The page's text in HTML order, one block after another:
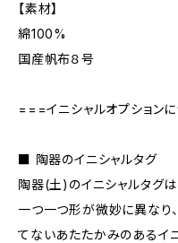
【素材】
綿100%
国産帆布８号
===イニシャルオプション
■ 陶器のイニシャルタグ
陶器(土)のイニシャルタグは
一つ一つ形が微妙に異なり
てないあたたかみのあるイ